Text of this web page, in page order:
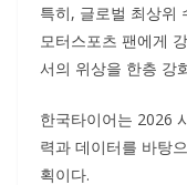
특히, 글로벌 최상위
모터스포츠 팬에게
서의 위상을 한층 강
한국타이어는 2026
력과 데이터를 바탕
획이다.